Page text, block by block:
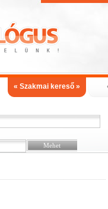
« Szakmai kereső »